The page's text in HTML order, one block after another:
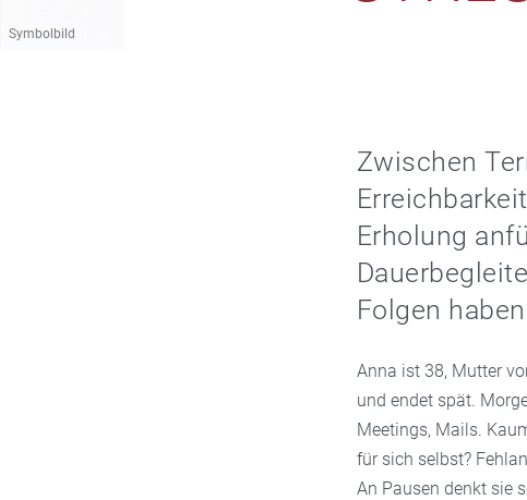
Symbolbild
Zwischen
Erholung
Folgen
Anna ist 38, Mutter
und endet spät.
Meetings, Mails.
für sich selbst?
An Pausen denkt sie